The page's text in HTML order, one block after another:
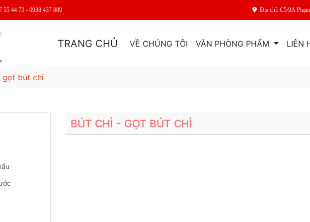
55 44 73 - 0938 437 889 Địa chỉ: C5/9A
TRANG CHỦ VỀ CHÚNG TÔI VĂN PHÒNG PHẨM LIÊN
gọt bút chì
BÚT CHÌ - GỌT BÚT CHÌ